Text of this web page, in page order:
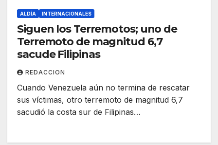
ALDÍA INTERNACIONALES
Siguen los Terremotos; uno de
Terremoto de magnitud 6,7
sacude Filipinas
REDACCION
Cuando Venezuela aún no termina de rescatar
sus víctimas, otro terremoto de magnitud 6,7
sacudió la costa sur de Filipinas…